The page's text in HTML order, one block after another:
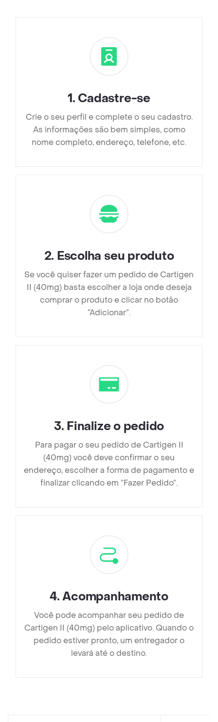
1. Cadastre-se
Crie o seu perfil e complete o seu cadastro.
As informações são bem simples, como
nome completo, endereço, telefone, etc.
2. Escolha seu produto
Se você quiser fazer um pedido de Cartigen
II (40mg) basta escolher a loja onde deseja
comprar o produto e clicar no botão
“Adicionar”.
3. Finalize o pedido
Para pagar o seu pedido de Cartigen II
(40mg) você deve confirmar o seu
endereço, escolher a forma de pagamento e
finalizar clicando em ”Fazer Pedido”.
4.Acompanhamento
Você pode acompanhar seu pedido de
Cartigen II (40mg) pelo aplicativo. Quando o
pedido estiver pronto, um entregador o
levará até o destino.